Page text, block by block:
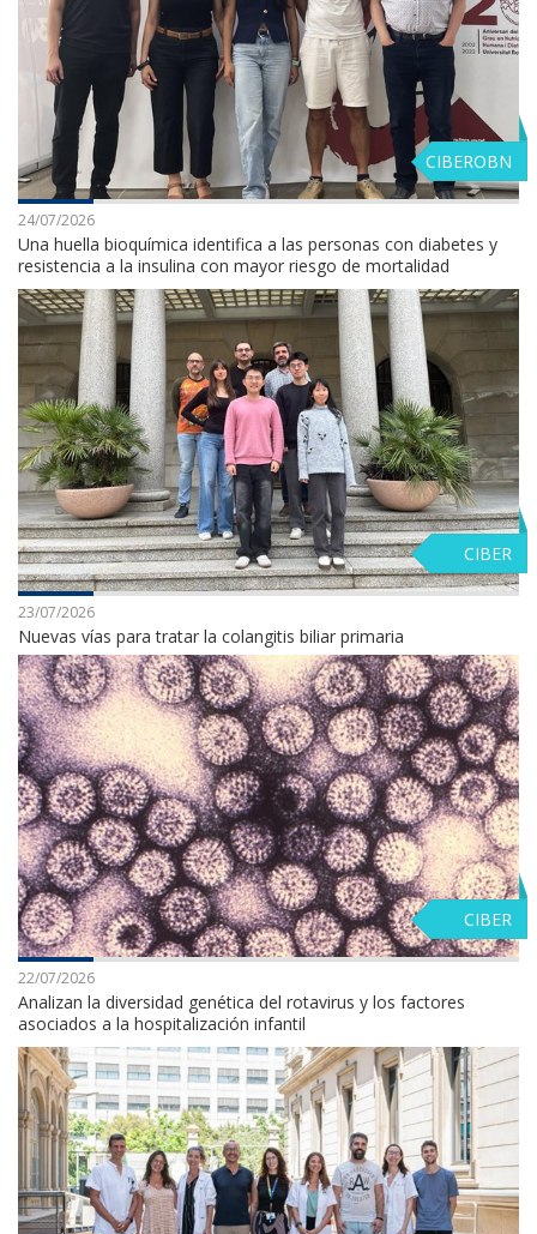
CIBEROBN
24/07/2026
Una huella bioquímica identifica a las personas con diabetes y
resistencia a la insulina con mayor riesgo de mortalidad
CIBER
23/07/2026
Nuevas vías para tratar la colangitis biliar primaria
CIBER
22/07/2026
Analizan la diversidad genética del rotavirus y los factores
asociados a la hospitalización infantil